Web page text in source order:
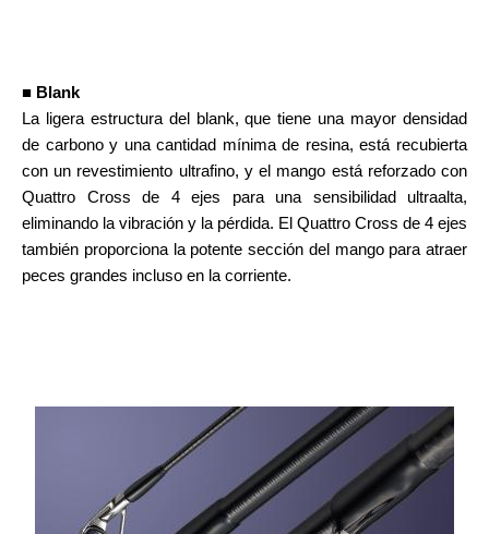
■ Blank
La ligera estructura del blank, que tiene una mayor densidad
de carbono y una cantidad mínima de resina, está recubierta
con un revestimiento ultrafino, y el mango está reforzado con
Quattro Cross de 4 ejes para una sensibilidad ultraalta,
eliminando la vibración y la pérdida. El Quattro Cross de 4 ejes
también proporciona la potente sección del mango para atraer
peces grandes incluso en la corriente.